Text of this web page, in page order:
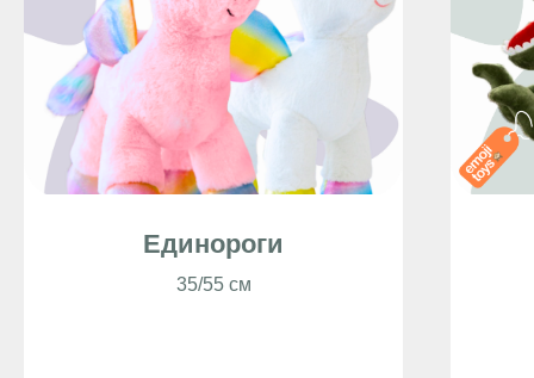
Единороги
35/55 см